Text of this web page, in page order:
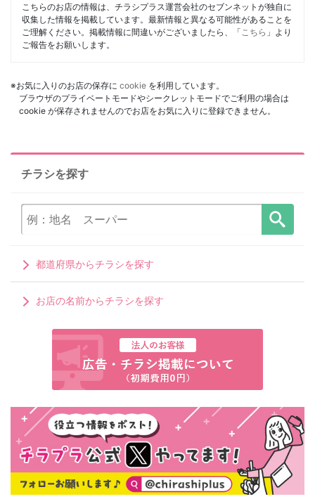
こちらのお店の情報は、チラシプラス運営会社のセブンネットが独自に
収集した情報を掲載しています。最新情報と異なる可能性があることを
ご理解ください。掲載情報に間違いがございましたら、「 こちら 」より
ご報告をお願いします。
※お気に入りのお店の保存に cookie を利用しています。
ブラウザのプライベートモードやシークレットモードでご利用の場合は
cookie が保存されませんのでお店をお気に入りに登録できません。
チラシを探す
都道府県からチラシを探す
お店の名前からチラシを探す